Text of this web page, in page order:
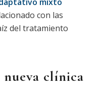
con las
del tratamiento
clínica